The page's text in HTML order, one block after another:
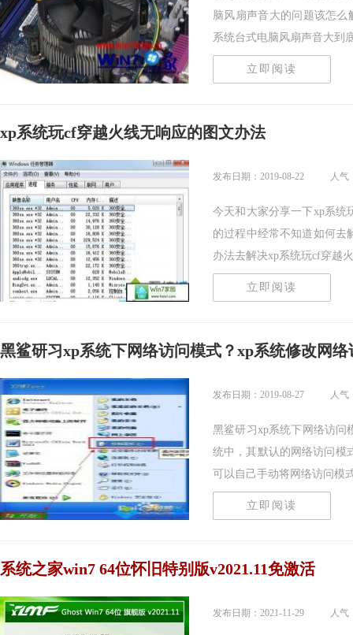
脑风扇声音大的问题该怎么
系统台式电脑风扇声音大到
立即阅读
xp系统玩cf穿越火线无响应的图文办法
发布日期：2019-08-22 人气
今天和大家分享一下xp系统
的过程中经常不知道如何去
办法去解决xp系统玩cf穿越
立即阅读
黑鲨研习xp系统下网络访问模式？xp系统修改网
发布日期：2019-08-27 人气
黑鲨研习xp系统下网络访问
统中，其默认的网络访问模
可以自己手动将网络访问模
立即阅读
系统之家win7 64位怀旧特别版v2021.11免激活
发布日期：2021-11-29 人气